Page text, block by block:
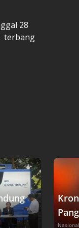
28
terbang
Nasional